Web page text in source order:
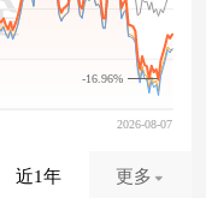
-16.96%
近1年 更多